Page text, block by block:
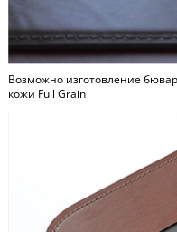
Возможно изготовление
кожи Full Grain